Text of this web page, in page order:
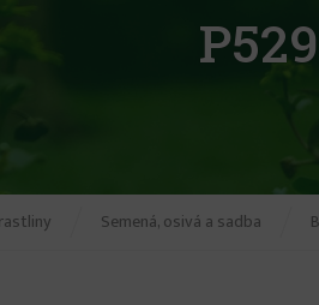
Semená, osivá a sadba